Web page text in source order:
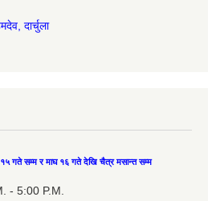
दार्चुला
गते सम्म र माघ १६ गते देखि चैत्र मसान्त सम्म
- 5:00 P.M.